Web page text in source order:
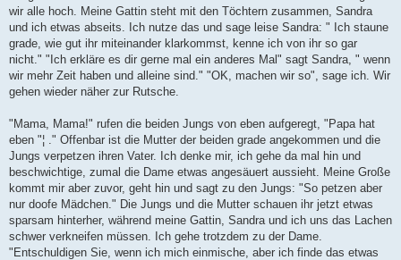
wir alle hoch. Meine Gattin steht mit den Töchtern zusammen, Sandra
und ich etwas abseits. Ich nutze das und sage leise Sandra: " Ich staune
grade, wie gut ihr miteinander klarkommst, kenne ich von ihr so gar
nicht." "Ich erkläre es dir gerne mal ein anderes Mal" sagt Sandra, " wenn
wir mehr Zeit haben und alleine sind." "OK, machen wir so", sage ich. Wir
gehen wieder näher zur Rutsche.
"Mama, Mama!" rufen die beiden Jungs von eben aufgeregt, "Papa hat
eben "¦ ." Offenbar ist die Mutter der beiden grade angekommen und die
Jungs verpetzen ihren Vater. Ich denke mir, ich gehe da mal hin und
beschwichtige, zumal die Dame etwas angesäuert aussieht. Meine Große
kommt mir aber zuvor, geht hin und sagt zu den Jungs: "So petzen aber
nur doofe Mädchen." Die Jungs und die Mutter schauen ihr jetzt etwas
sparsam hinterher, während meine Gattin, Sandra und ich uns das Lachen
schwer verkneifen müssen. Ich gehe trotzdem zu der Dame.
"Entschuldigen Sie, wenn ich mich einmische, aber ich finde das etwas